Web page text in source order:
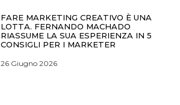
FARE MARKETING CREATIVO È UNA
LOTTA. FERNANDO MACHADO
RIASSUME LA SUA ESPERIENZA IN 5
CONSIGLI PER I MARKETER
26 Giugno 2026